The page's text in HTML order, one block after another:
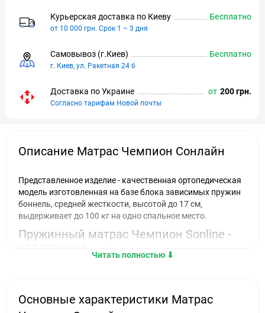
Курьерская доставка по Киeву
от 10 000 грн. Срок 1 – 3 дня
Бесплатно
Самовывоз (г.Киeв)
г. Киев, ул. Ракетная 24 б
Бесплатно
Доставка по Украине
Согласно тарифам Новой почты
от 200 грн.
Описание Матрас Чемпион Сонлайн
Представленное изделие - качественная ортопедическая
модель изготовленная на базе блока зависимых пружин
боннель, средней жесткости, высотой до 17 см,
выдерживает до 100 кг на одно спальное место.
Пружинный матрас Чемпион Sonline -
Пружинный блок состоит из пяти взаимосвязанных
витковых пружин, они более прочные и долговечные,
Читать полностью ⬇︎
Основные характеристики Матрас